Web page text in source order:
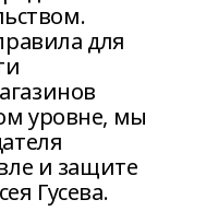
для
уровне, мы
и защите
Гусева.